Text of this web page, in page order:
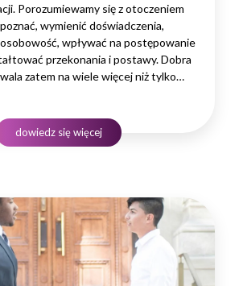
Porozumiewamy się z otoczeniem
wymienić doświadczenia,
wpływać na postępowanie
przekonania i postawy. Dobra
zatem na wiele więcej niż tylko
nr 1 – słuchaj aktywnie Komunikacja…
dowiedz się więcej